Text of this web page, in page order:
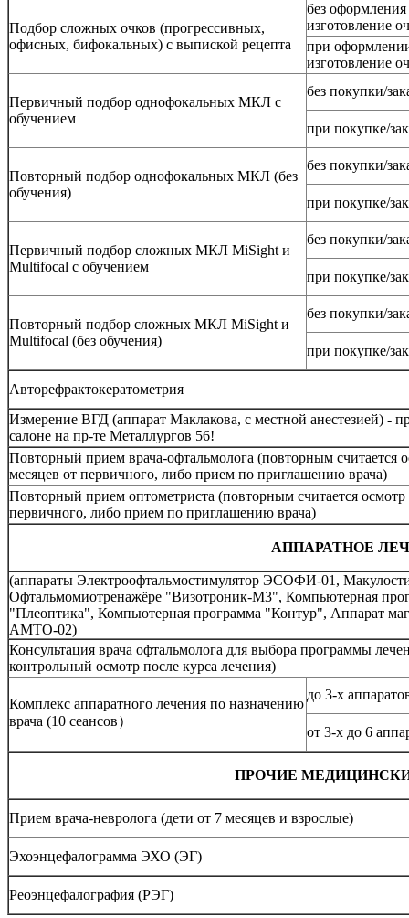
Подбор сложных очков (прогрессивных,
офисных, бифокальных) с выпиской рецепта
без оформления
изготовление
при
изготовление
Первичный подбор однофокальных МКЛ с
обучением
без покупки/
при покупке/
Повторный подбор однофокальных МКЛ (без
обучения)
без покупки/
при покупке/
Первичный подбор сложных МКЛ MiSight и
Multifocal с обучением
без покупки/
при покупке/
Повторный подбор сложных МКЛ MiSight и
Multifocal (без обучения)
без покупки/
при покупке/
Авторефрактокератометрия
Измерение ВГД (аппарат Маклакова, с местной анестезией) -
салоне на пр-те Металлургов 56!
Повторный прием врача-офтальмолога (повторным считается
месяцев от первичного, либо прием по приглашению врача)
Повторный прием оптометриста (повторным считается осмотр
первичного, либо прием по приглашению врача)
АППАРАТНОЕ
(аппараты Электроофтальмостимулятор ЭСОФИ-01,
Офтальмомиотренажёре "Визотроник-М3", Компьютерная
"Плеоптика", Компьютерная программа "Контур", Аппарат
АМТО-02)
Консультация врача офтальмолога для выбора программы
контрольный осмотр после курса лечения)
Комплекс аппаратного лечения по назначению
врача (10 сеансов）
до 3-х
от 3-х до 6
ПРОЧИЕ
Прием врача-невролога (дети от 7 месяцев и взрослые)
Эхоэнцефалограмма ЭХО (ЭГ)
Реоэнцефалография (РЭГ)